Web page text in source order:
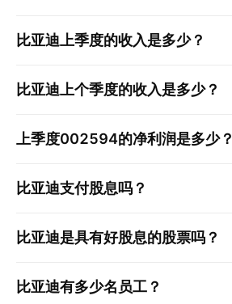
比亚迪 上季度的收入是多少？
比亚迪 上个季度的收入是多少？
上季度002594的净利润是多少？
比亚迪支付股息吗？
比亚迪是具有好股息的股票吗？
比亚迪有多少名员工？